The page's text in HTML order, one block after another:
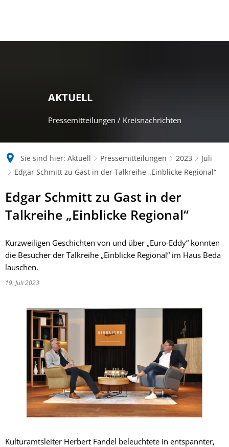
AKTUELL
Pressemitteilungen / Kreisnachrichten
Sie sind hier: Aktuell Pressemitteilungen 2023
Juli
Edgar Schmitt zu Gast in der Talkreihe „Einblicke Regional“
Edgar Schmitt zu Gast in der
Talkreihe „Einblicke Regional“
Kurzweiligen Geschichten von und über „Euro-Eddy“ konnten
die Besucher der Talkreihe „Einblicke Regional“ im Haus Beda
lauschen.
19. Juli 2023
Kulturamtsleiter Herbert Fandel beleuchtete in entspannter,